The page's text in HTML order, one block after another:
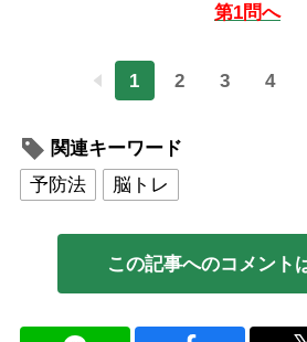
第1問へ
1 2 3 4
関連キーワード
予防法
脳トレ
この記事へのコメント